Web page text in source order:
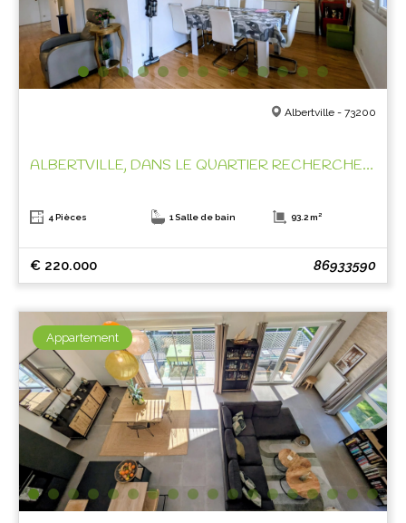
Albertville - 73200
ALBERTVILLE, DANS LE QUARTIER RECHERCHE DE ST SIGISMOND!
4 Pièces 1 Salle de bain 93.2 m²
€ 220.000 86933590
Appartement